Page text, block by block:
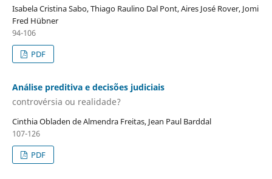
Isabela Cristina Sabo, Thiago Raulino Dal Pont, Aires José Rover, Jomi
Fred Hübner
94-106
PDF
Análise preditiva e decisões judiciais
controvérsia ou realidade?
Cinthia Obladen de Almendra Freitas, Jean Paul Barddal
107-126
PDF